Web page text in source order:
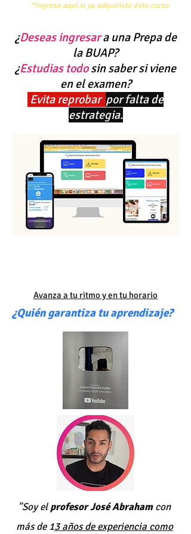
*Ingresa aquí si ya adquiriste éste curso
¿Deseas ingresara una Prepa de
la BUAP?
¿Estudias todosin saber si viene
en el examen?
Evita reprobar por falta de
estrategia.
Avanza a tu ritmo y en tu horario
¿Quién garantiza tu aprendizaje?
"Soy elprofesor José Abrahamcon
más de 13 años de experiencia como